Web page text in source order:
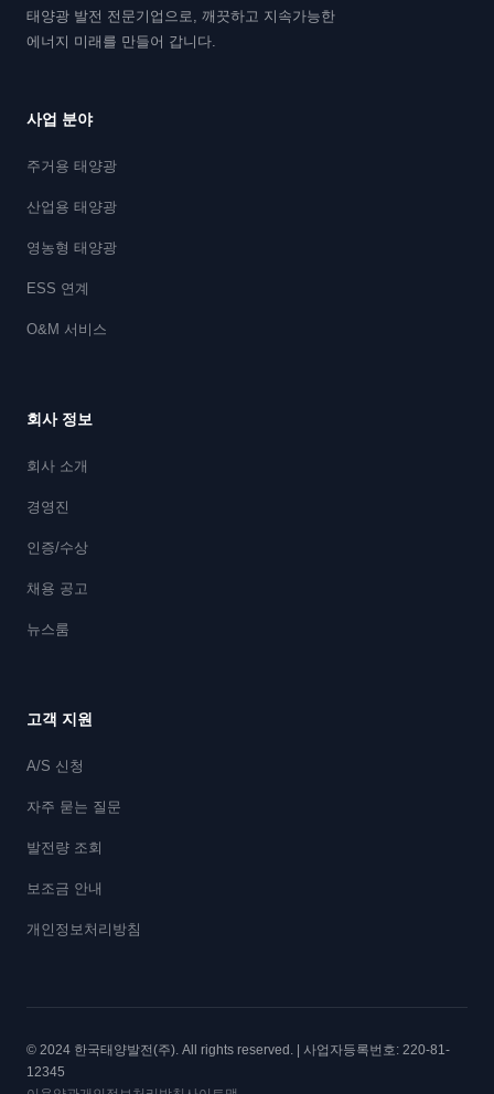
태양광 발전 전문기업으로, 깨끗하고 지속가능한
에너지 미래를 만들어 갑니다.
사업 분야
주거용 태양광
산업용 태양광
영농형 태양광
ESS 연계
O&M 서비스
회사 정보
회사 소개
경영진
인증/수상
채용 공고
뉴스룸
고객 지원
A/S 신청
자주 묻는 질문
발전량 조회
보조금 안내
개인정보처리방침
© 2024 한국태양발전(주). All rights reserved. | 사업자등록번호: 220-81-
12345